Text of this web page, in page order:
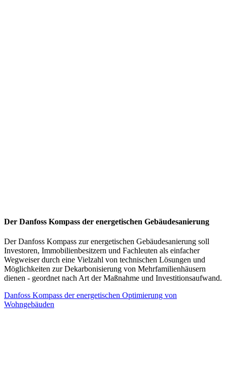
Der Danfoss Kompass der energetischen Gebäudesanierung
Der Danfoss Kompass zur energetischen Gebäudesanierung soll
Investoren, Immobilienbesitzern und Fachleuten als einfacher
Wegweiser durch eine Vielzahl von technischen Lösungen und
Möglichkeiten zur Dekarbonisierung von Mehrfamilienhäusern
dienen - geordnet nach Art der Maßnahme und Investitionsaufwand.
Danfoss Kompass der energetischen Optimierung von
Wohngebäuden